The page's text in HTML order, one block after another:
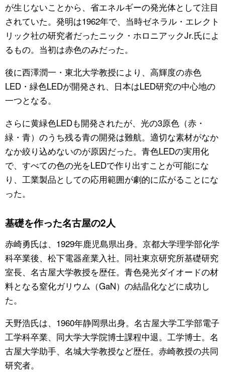
が生じないことから、省エネルギーの発光体として注目
されていた。発明は1962年で、当時ゼネラル・エレクト
リック社の研究者だったニック・ホロニアックJr.氏によ
るもの。当初は赤色のみだった。
後に西澤潤一・東北大学教授により、高輝度の赤色
LED・緑色LEDが開発され、日本はLED研究の中心地の
一つとなる。
さらに黄緑色LEDも開発されたが、光の3原色（赤・
緑・青）のうち残る青の開発は難航。適切な素材がなか
なか絞り込めないのが原因だった。青色LEDの実用化
で、すべての色の光をLEDで作り出すことが可能にな
り、工業製品としての応用範囲が劇的に広がることにな
った。
基礎を作った名古屋の2人
赤崎勇氏は、1929年鹿児島県出身。京都大学理学部化学
科卒業後、松下電器産業入社。同社東京研究所基礎研究
室長、名古屋大学教授を歴任。青色発光ダイオードの材
料となる窒化ガリウム（GaN）の結晶化などに成功し
た。
天野浩氏は、1960年静岡県出身。名古屋大学工学部電子
工学科卒業、同大学大学院博士課程中退。工学博士。名
古屋大学助手、名城大学教授など歴任。赤崎教授の共同
研究者。